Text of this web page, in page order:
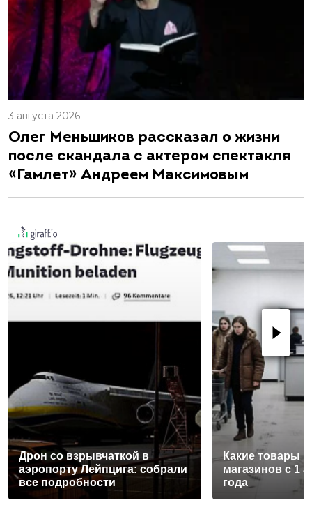
3 августа 2026
Олег Меньшиков рассказал о жизни
после скандала с актером спектакля
«Гамлет» Андреем Максимовым
Дрон со взрывчаткой в
аэропорту Лейпцига: собрали
все подробности
Какие товары
магазинов с 1
года